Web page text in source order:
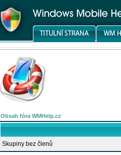
Obsah fóra WMHelp.cz
Skupiny bez členů